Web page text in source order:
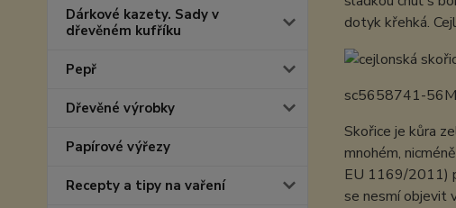
Dárkové kazety. Sady v
dřevěném kufříku
Pepř
Dřevěné výrobky
Papírové výřezy
Recepty a tipy na vaření
dotyk křehká.
sc5658741-56M
Skořice je kůra
mnohém,
EU 1169/2011)
se nesmí objevit